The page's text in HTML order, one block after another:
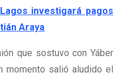
investigará pagos
Araya
que sostuvo con Yáber
momento salió aludido el